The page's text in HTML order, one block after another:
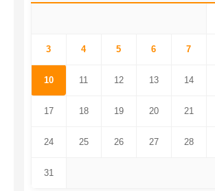
3 4 5 6 7
10 11 12 13 14
17 18 19 20 21
24 25 26 27 28
31